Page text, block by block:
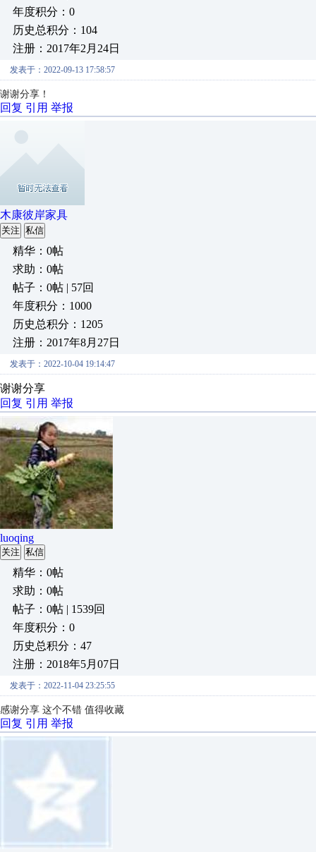
年度积分：0
历史总积分：104
注册：2017年2月24日
发表于：2022-09-13 17:58:57
谢谢分享！
回复 引用 举报
木康彼岸家具
关注 私信
精华：0帖
求助：0帖
帖子：0帖 | 57回
年度积分：1000
历史总积分：1205
注册：2017年8月27日
发表于：2022-10-04 19:14:47
谢谢分享
回复 引用 举报
luoqing
关注 私信
精华：0帖
求助：0帖
帖子：0帖 | 1539回
年度积分：0
历史总积分：47
注册：2018年5月07日
发表于：2022-11-04 23:25:55
感谢分享 这个不错 值得收藏
回复 引用 举报